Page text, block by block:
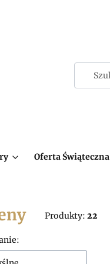
Oferta Świąteczna
Produkty: 22
produktów